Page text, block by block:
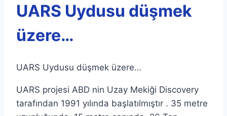
UARS Uydusu düşmek
üzere…
UARS Uydusu düşmek üzere…
UARS projesi ABD nin Uzay Mekiği Discovery
tarafından 1991 yılında başlatılmıştır . 35 metre